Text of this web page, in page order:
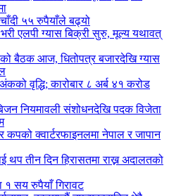
५५ रुपैयाँले बढ्यो
एलपी ग्यास बिक्री सुरु, मूल्य यथावत्
बैठक आज, धितोपत्र बजारदेखि ग्यास
वृद्धि; कारोबार ८ अर्ब ४१ करोड
नियमावली संशोधनदेखि पदक विजेता
कपको क्वार्टरफाइनलमा नेपाल र जापान
थप तीन दिन हिरासतमा राख्न अदालतको
१ सय रुपैयाँ गिरावट